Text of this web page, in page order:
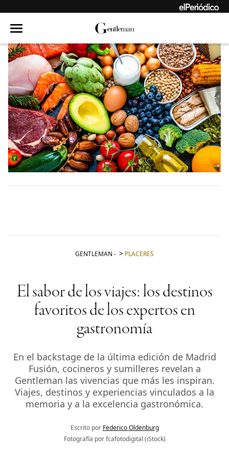
GENTLEMAN - PLACERES
El sabor de los viajes: los destinos
favoritos de los expertos en
gastronomía
En el backstage de la última edición de Madrid
Fusión, cocineros y sumilleres revelan a
Gentleman las vivencias que más les inspiran.
Viajes, destinos y experiencias vinculados a la
memoria y a la excelencia gastronómica.
Escrito por Federico Oldenburg
Fotografía por fcafotodigital (iStock)